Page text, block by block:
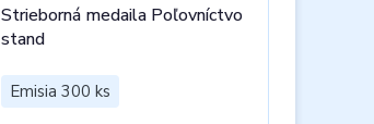
Strieborná medaila Poľovníctvo
stand
Emisia 300 ks